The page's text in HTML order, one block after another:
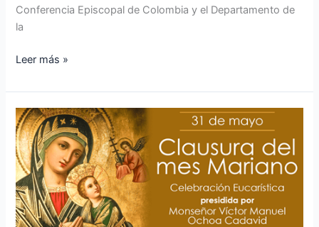
Conferencia Episcopal de Colombia y el Departamento de
la
Leer más »
Clausura
del
Mes
Mariano
en
la
Diócesis